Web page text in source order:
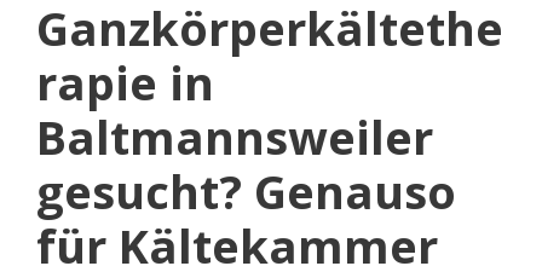
Ganzkörperkältethe
rapie in
Baltmannsweiler
gesucht? Genauso
für Kältekammer